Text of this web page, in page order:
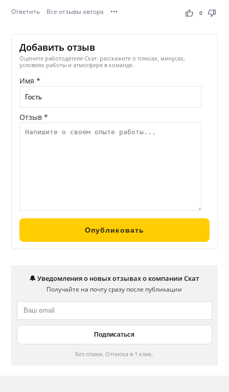
Ответить Все отзывы автора ••• thumb_up thumb_down
0
Добавить отзыв
Оцените работодателя Скат: расскажите о плюсах, минусах,
условиях работы и атмосфере в команде.
Имя *
Отзыв *
🔔 Уведомления о новых отзывах о компании Скат
Получайте на почту сразу после публикации
Без спама. Отписка в 1 клик.